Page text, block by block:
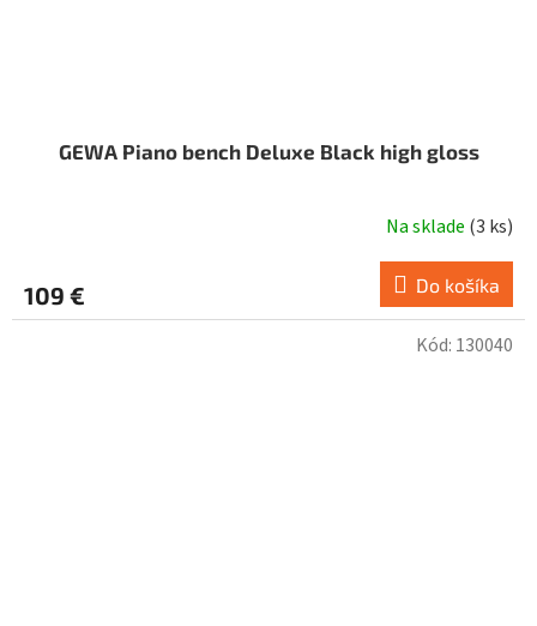
GEWA Piano bench Deluxe Black high gloss
Na sklade (3 ks)
109 € Do košíka
Kód: 130040